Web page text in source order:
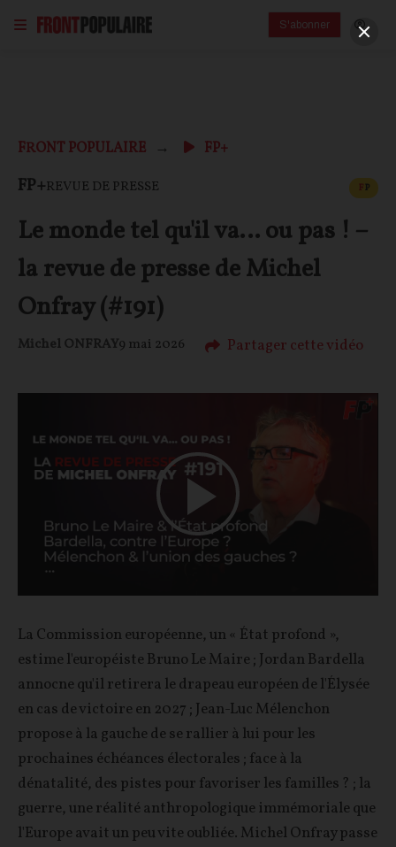
S'abonner
FRONT POPULAIRE FP+
FP+REVUE DE PRESSE FP
Le monde tel qu'il va… ou pas ! –
la revue de presse de Michel
Onfray (#191)
Michel ONFRAY9 mai 2026 Partager cette vidéo
Play
Video
La Commission européenne, un « État profond »,
estime l'européiste Bruno Le Maire ; Jordan Bardella
annocne qu'il retirera le drapeau européen de l'Élysée
en cas de victoire en 2027 ; Jean-Luc Mélenchon
propose à la gauche de se rallier à lui pour les
prochaines échéances électorales ; face à la
dénatalité, des pistes pour favoriser les familles ? ; la
guerre, une réalité anthropologique immémoriale que
l'Europe avait un peu vite oubliée. Michel Onfray passe